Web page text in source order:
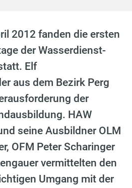
2012 fanden die ersten
der Wasserdienst-
Elf
aus dem Bezirk Perg
der
HAW
seine Ausbildner OLM
OFM Peter Scharinger
vermittelten den
Umgang mit der